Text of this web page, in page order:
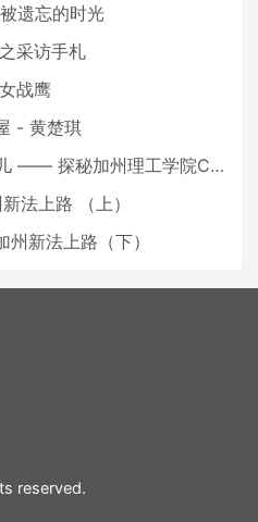
遗忘的时光
采访手札
战鹰
- 黄楚琪
秘加州理工学院Caltech博士生活 [上集]
法上路 （上）
新法上路（下）
reserved.